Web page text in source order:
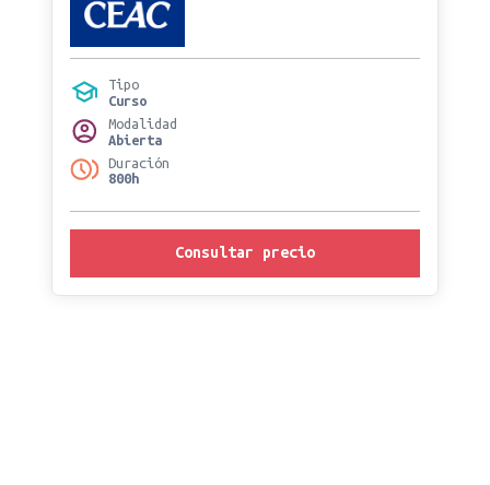
Tipo
Curso
Modalidad
Abierta
Duración
800h
Consultar precio